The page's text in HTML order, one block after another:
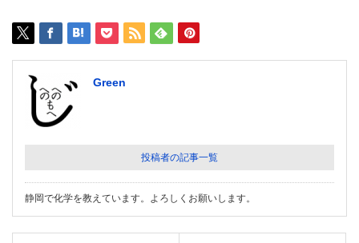
Green
投稿者の記事一覧
静岡で化学を教えています。よろしくお願いします。